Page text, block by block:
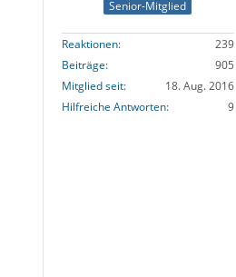
Senior-Mitglied
Reaktionen
239
Beiträge
905
Mitglied seit
18. Aug. 2016
Hilfreiche Antworten
9